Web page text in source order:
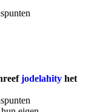
jodelahity het